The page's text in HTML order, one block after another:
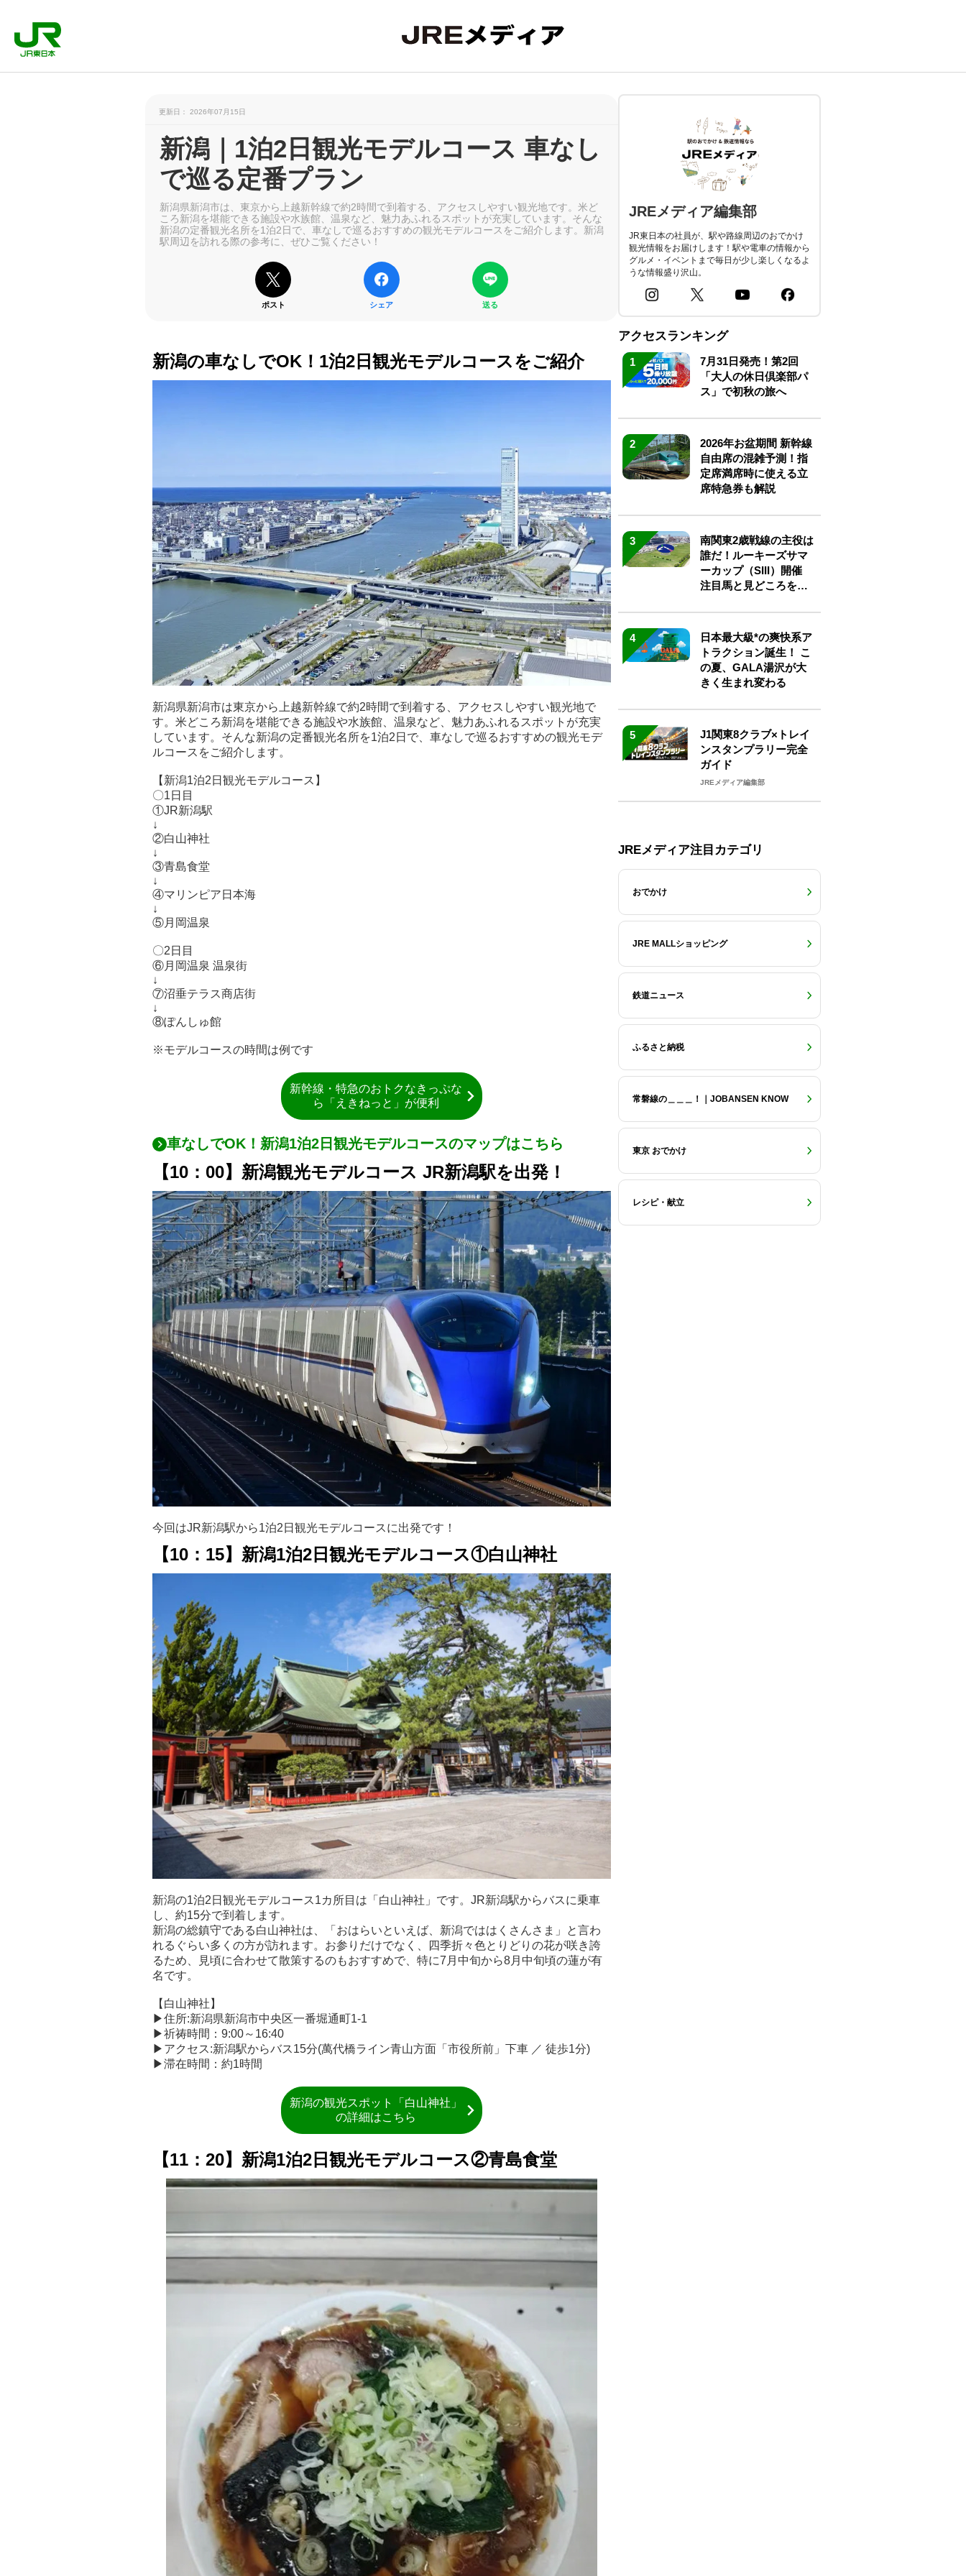
更新日： 2026年07月15日
新潟｜1泊2日観光モデルコース 車なし
で巡る定番プラン
新潟県新潟市は、東京から上越新幹線で約2時間で到着する、アクセスしやすい観光地です。米ど
ころ新潟を堪能できる施設や水族館、温泉など、魅力あふれるスポットが充実しています。そんな
新潟の定番観光名所を1泊2日で、車なしで巡るおすすめの観光モデルコースをご紹介します。新潟
駅周辺を訪れる際の参考に、ぜひご覧ください！
ポスト シェア 送る
新潟の車なしでOK！1泊2日観光モデルコースをご紹介
新潟県新潟市は東京から上越新幹線で約2時間で到着する、アクセスしやすい観光地で
す。米どころ新潟を堪能できる施設や水族館、温泉など、魅力あふれるスポットが充実
しています。そんな新潟の定番観光名所を1泊2日で、車なしで巡るおすすめの観光モデ
ルコースをご紹介します。
【新潟1泊2日観光モデルコース】
〇1日目
①JR新潟駅
↓
②白山神社
↓
③青島食堂
↓
④マリンピア日本海
↓
⑤月岡温泉
〇2日目
⑥月岡温泉 温泉街
↓
⑦沼垂テラス商店街
↓
⑧ぽんしゅ館
※モデルコースの時間は例です
新幹線・特急のおトクなきっぷな
ら「えきねっと」が便利
車なしでOK！新潟1泊2日観光モデルコースのマップはこちら
【10：00】新潟観光モデルコース JR新潟駅を出発！
今回はJR新潟駅から1泊2日観光モデルコースに出発です！
【10：15】新潟1泊2日観光モデルコース①白山神社
新潟の1泊2日観光モデルコース1カ所目は「白山神社」です。JR新潟駅からバスに乗車
し、約15分で到着します。
新潟の総鎮守である白山神社は、「おはらいといえば、新潟でははくさんさま」と言わ
れるぐらい多くの方が訪れます。お参りだけでなく、四季折々色とりどりの花が咲き誇
るため、見頃に合わせて散策するのもおすすめで、特に7月中旬から8月中旬頃の蓮が有
名です。
【白山神社】
▶住所:新潟県新潟市中央区一番堀通町1-1
▶祈祷時間：9:00～16:40
▶アクセス:新潟駅からバス15分(萬代橋ライン青山方面「市役所前」下車 ／ 徒歩1分)
▶滞在時間：約1時間
新潟の観光スポット「白山神社」
の詳細はこちら
【11：20】新潟1泊2日観光モデルコース②青島食堂
JREメディア編集部
JR東日本の社員が、駅や路線周辺のおでかけ
観光情報をお届けします！駅や電車の情報から
グルメ・イベントまで毎日が少し楽しくなるよ
うな情報盛り沢山。
アクセスランキング
1
7月31日発売！第2回
「大人の休日倶楽部パ
ス」で初秋の旅へ
2
2026年お盆期間 新幹線
自由席の混雑予測！指
定席満席時に使える立
席特急券も解説
3
南関東2歳戦線の主役は
誰だ！ルーキーズサマ
ーカップ（SIII）開催
注目馬と見どころをチ
4
日本最大級*の爽快系ア
トラクション誕生！ こ
の夏、GALA湯沢が大
きく生まれ変わる
5
J1関東8クラブ×トレイ
ンスタンプラリー完全
ガイド
JREメディア編集部
JREメディア注目カテゴリ
おでかけ
JRE MALLショッピング
鉄道ニュース
ふるさと納税
常磐線の＿＿＿！｜JOBANSEN KNOW
東京 おでかけ
レシピ・献立